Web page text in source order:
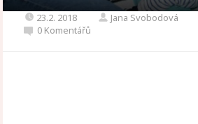
23.2. 2018 Jana Svobodová
0 Komentářů